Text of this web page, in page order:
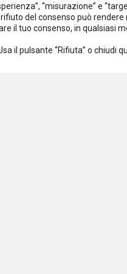
“misurazione” e
rifiuto del consenso può
il tuo consenso, in qualsiasi
il pulsante “Rifiuta” o chiudi